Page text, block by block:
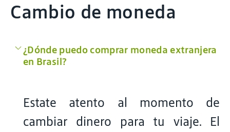
Cambio de moneda
¿Dónde puedo comprar moneda extranjera
en Brasil?
Estate atento al momento de
cambiar dinero para tu viaje. El